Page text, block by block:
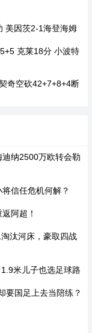
美因茨2-1海登海姆
克莱18分 小波特
奇空砍42+7+8+4断
纳2500万欧转会勒
信任危机何解？
阿超！
汰河床，豪取四战
米儿子也选足球路
要国足上去当陪练？